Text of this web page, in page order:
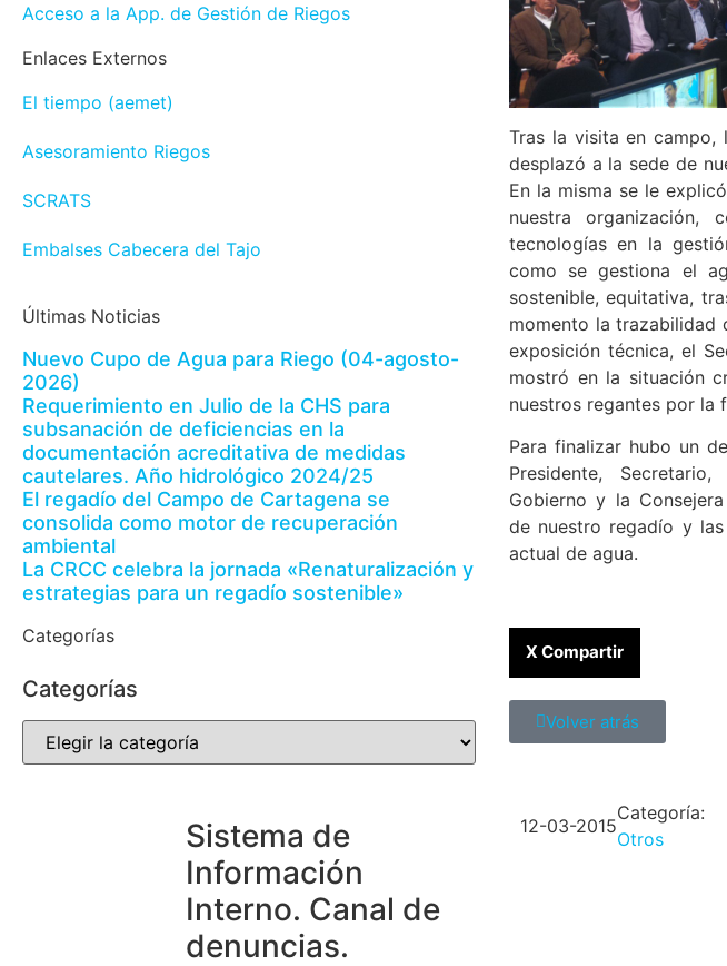
Acceso a la App. de Gestión de Riegos
Enlaces Externos
El tiempo (aemet)
Asesoramiento Riegos
SCRATS
Embalses Cabecera del Tajo
Últimas Noticias
Nuevo Cupo de Agua para Riego (04-agosto-
2026)
Requerimiento en Julio de la CHS para
subsanación de deficiencias en la
documentación acreditativa de medidas
cautelares. Año hidrológico 2024/25
El regadío del Campo de Cartagena se
consolida como motor de recuperación
ambiental
La CRCC celebra la jornada «Renaturalización y
estrategias para un regadío sostenible»
Categorías
Categorías
Sistema de
Información
Interno. Canal de
denuncias.
Tras la visita en campo,
desplazó a la sede de
En la misma se le
nuestra organización,
tecnologías en la
como se gestiona el
sostenible, equitativa,
momento la trazabilidad
exposición técnica, el
mostró en la situación
nuestros regantes por la
Para finalizar hubo un
Presidente,
Gobierno y la
de nuestro regadío y
actual de agua.
X Compartir
Volver atrás
12-03-2015
Categoría:
Otros